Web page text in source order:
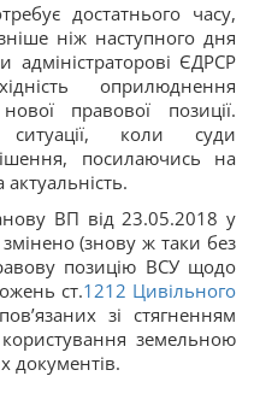
достатнього часу,
ніж наступного дня
адміністраторові ЄДРСР
оприлюднення
правової позиції.
коли суди
посилаючись на
ВП від 23.05.2018 у
(знову ж таки без
позицію ВСУ щодо
ст.1212 Цивільного
зі стягненням
земельною
документів.